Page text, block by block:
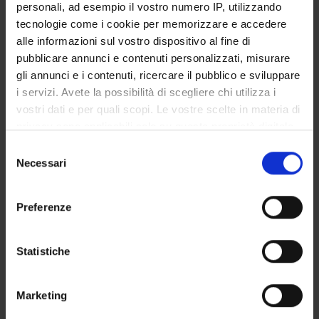
personali, ad esempio il vostro numero IP, utilizzando
tecnologie come i cookie per memorizzare e accedere
alle informazioni sul vostro dispositivo al fine di
pubblicare annunci e contenuti personalizzati, misurare
gli annunci e i contenuti, ricercare il pubblico e sviluppare
i servizi. Avete la possibilità di scegliere chi utilizza i
vostri dati e per quali scopi. Le vostre scelte in materia di
modificare o revocare il proprio consenso in qualsiasi
momento dalla Dichiarazione sui cookie o facendo clic
raccogliere informazioni sulla tua posizione
geografica, con un'approssimazione di qualche
Identificare il tuo dispositivo, scansionandolo
delNecessari
Preferenze
Statistiche
Marketing
Professore ordinario
Franco Tagliaro
SEZIONI
Medicina legale
ATTIVITÀ